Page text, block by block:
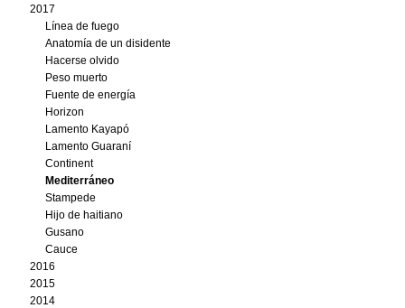
2017
Línea de fuego
Anatomía de un disidente
Hacerse olvido
Peso muerto
Fuente de energía
Horizon
Lamento Kayapó
Lamento Guaraní
Continent
Mediterráneo
Stampede
Hijo de haitiano
Gusano
Cauce
2016
2015
2014